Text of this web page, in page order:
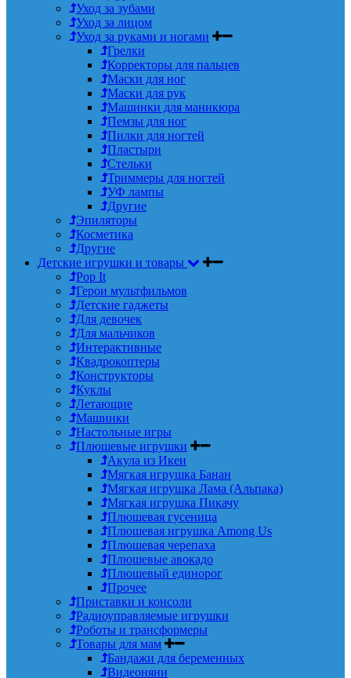
Уход за зубами
Уход за лицом
Уход за руками и ногами
Грелки
Корректоры для пальцев
Маски для ног
Маски для рук
Машинки для маникюра
Пемзы для ног
Пилки для ногтей
Пластыри
Стельки
Триммеры для ногтей
УФ лампы
Другие
Эпиляторы
Косметика
Другие
Детские игрушки и товары
Pop It
Герои мультфильмов
Детские гаджеты
Для девочек
Для мальчиков
Интерактивные
Квадрокоптеры
Конструкторы
Куклы
Летающие
Машинки
Настольные игры
Плюшевые игрушки
Акула из Икеи
Мягкая игрушка Банан
Мягкая игрушка Лама (Альпака)
Мягкая игрушка Пикачу
Плюшевая гусеница
Плюшевая игрушка Among Us
Плюшевая черепаха
Плюшевые авокадо
Плюшевый единорог
Прочее
Приставки и консоли
Радиоуправляемые игрушки
Роботы и трансформеры
Товары для мам
Бандажи для беременных
Видеоняни